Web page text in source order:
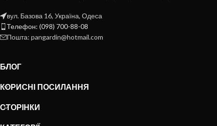
вул. Базова 16, Україна, Одеса
Телефон: (098) 700-88-08
Пошта: pangardin@hotmail.com
БЛОГ
КОРИСНІ ПОСИЛАННЯ
СТОРІНКИ